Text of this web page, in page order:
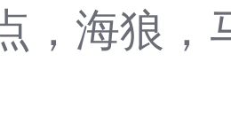
，海狼，